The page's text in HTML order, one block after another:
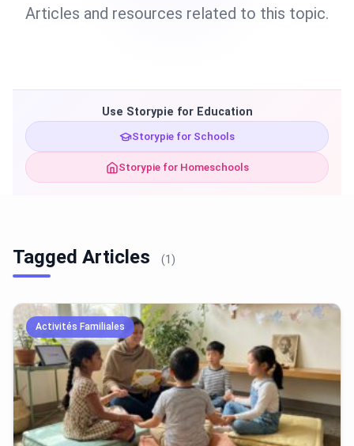
Articles and resources related to this topic.
Use Storypie for Education
Storypie for Schools
Storypie for Homeschools
Tagged Articles (1)
Activités Familiales